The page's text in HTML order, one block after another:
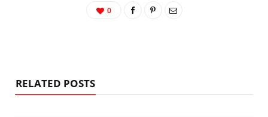
0
RELATED POSTS